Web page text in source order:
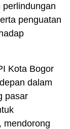
penguatan
Kota Bogor
dalam
pasar
mendorong